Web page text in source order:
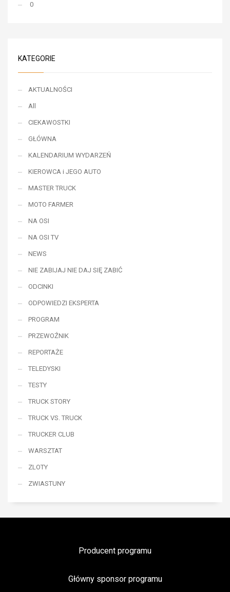
0
KATEGORIE
AKTUALNOŚCI
All
CIEKAWOSTKI
GŁÓWNA
KALENDARIUM WYDARZEŃ
KIEROWCA i JEGO AUTO
MASTER TRUCK
MOTO FARMER
NA OSI
NA OSI TV
NEWS
NIE ZABIJAJ NIE DAJ SIĘ ZABIĆ
ODCINKI
ODPOWIEDZI EKSPERTA
PROGRAM
PRZEWOŹNIK
REPORTAŻE
TELEDYSKI
TESTY
TRUCK STORY
TRUCK VS. TRUCK
TRUCKER CLUB
WARSZTAT
ZLOTY
ZWIASTUNY
Producent programu
Główny sponsor programu